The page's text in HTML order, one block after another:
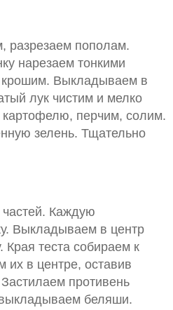
разрезаем пополам.
нарезаем тонкими
крошим. Выкладываем в
лук чистим и мелко
перчим, солим.
зелень. Тщательно
Каждую
Выкладываем в центр
Края теста собираем к
в центре, оставив
противень
беляши.